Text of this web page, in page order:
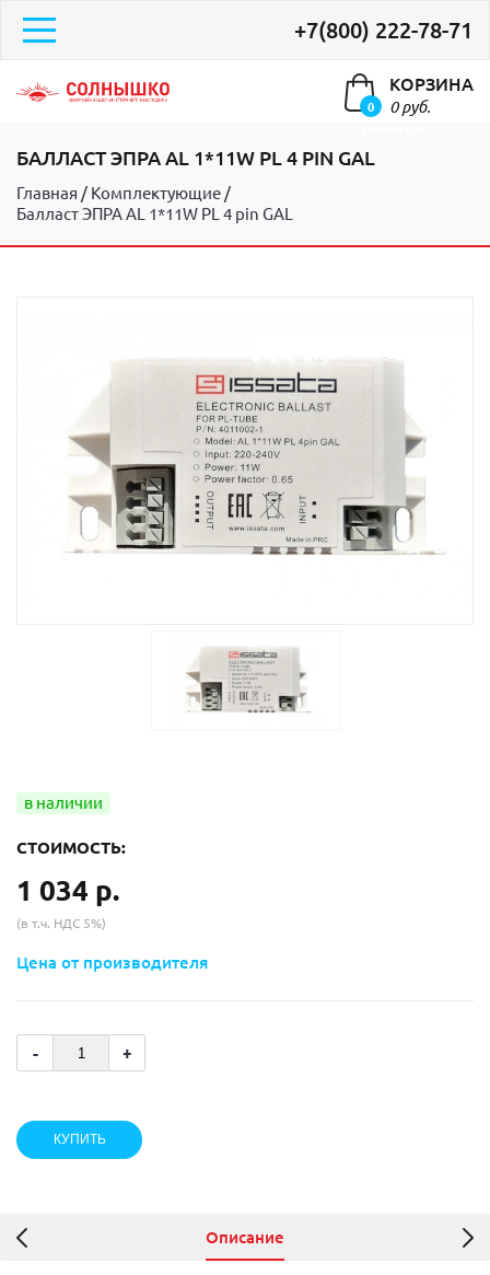
+7(800) 222-78-71
0
КОРЗИНА
0 руб.
БАЛЛАСТ ЭПРА АL 1*11W PL 4 PIN GAL
Главная
Комплектующие
Балласт ЭПРА АL 1*11W PL 4 pin GAL
СТОИМОСТЬ:
1 034 р.
(в т.ч. НДС 5%)
Цена от производителя
- +
Описание